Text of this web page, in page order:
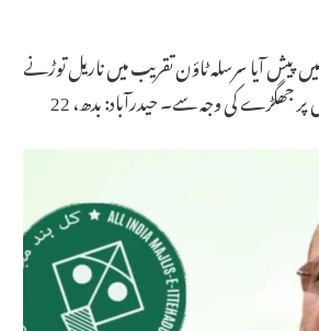
پیش آیا سرسلہ ٹاؤن تقریب میں ناریل توڑنے
جھگڑے کی وجہ سے۔ حیدرآباد: بدھ، 22